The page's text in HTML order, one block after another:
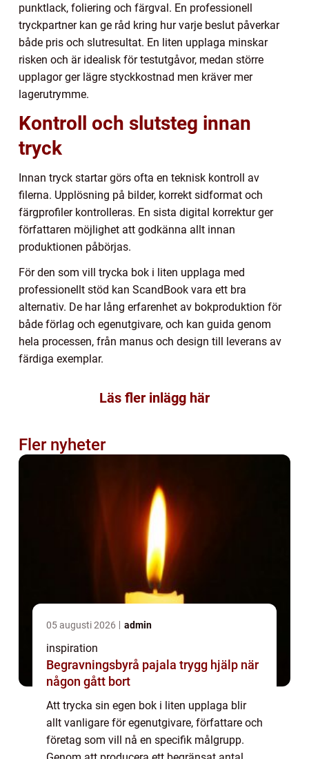
punktlack, foliering och färgval. En professionell
tryckpartner kan ge råd kring hur varje beslut påverkar
både pris och slutresultat. En liten upplaga minskar
risken och är idealisk för testutgåvor, medan större
upplagor ger lägre styckkostnad men kräver mer
lagerutrymme.
Kontroll och slutsteg innan
tryck
Innan tryck startar görs ofta en teknisk kontroll av
filerna. Upplösning på bilder, korrekt sidformat och
färgprofiler kontrolleras. En sista digital korrektur ger
författaren möjlighet att godkänna allt innan
produktionen påbörjas.
För den som vill trycka bok i liten upplaga med
professionellt stöd kan ScandBook vara ett bra
alternativ. De har lång erfarenhet av bokproduktion för
både förlag och egenutgivare, och kan guida genom
hela processen, från manus och design till leverans av
färdiga exemplar.
Läs fler inlägg här
Fler nyheter
05 augusti 2026 admin
inspiration
Begravningsbyrå pajala trygg hjälp när
någon gått bort
Att trycka sin egen bok i liten upplaga blir
allt vanligare för egenutgivare, författare och
företag som vill nå en specifik målgrupp.